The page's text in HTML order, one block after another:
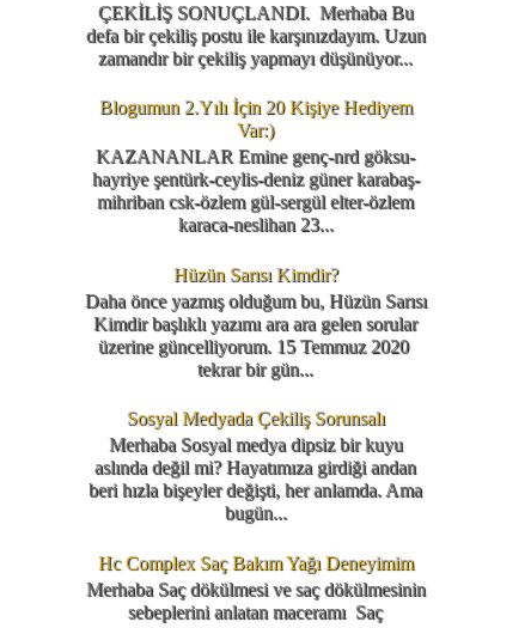
ÇEKİLİŞ SONUÇLANDI. Merhaba Bu
defa bir çekiliş postu ile karşınızdayım. Uzun
zamandır bir çekiliş yapmayı düşünüyor...
Blogumun 2.Yılı İçin 20 Kişiye Hediyem
Var:)
KAZANANLAR Emine genç-nrd göksu-
hayriye şentürk-ceylis-deniz güner karabaş-
mihriban csk-özlem gül-sergül elter-özlem
karaca-neslihan 23...
Hüzün Sarısı Kimdir?
Daha önce yazmış olduğum bu, Hüzün Sarısı
Kimdir başlıklı yazımı ara ara gelen sorular
üzerine güncelliyorum. 15 Temmuz 2020
tekrar bir gün...
Sosyal Medyada Çekiliş Sorunsalı
Merhaba Sosyal medya dipsiz bir kuyu
aslında değil mi? Hayatımıza girdiği andan
beri hızla bişeyler değişti, her anlamda. Ama
bugün...
Hc Complex Saç Bakım Yağı Deneyimim
Merhaba Saç dökülmesi ve saç dökülmesinin
sebeplerini anlatan maceramı Saç